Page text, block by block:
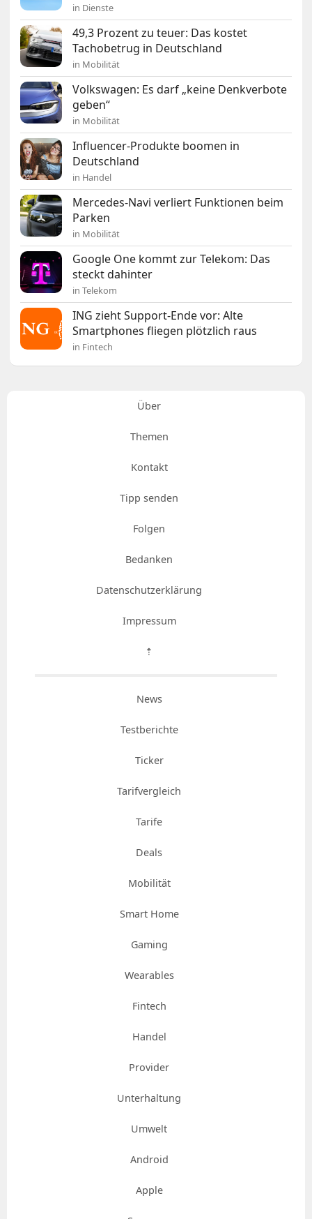
in Dienste
49,3 Prozent zu teuer: Das kostet
Tachobetrug in Deutschland
in Mobilität
Volkswagen: Es darf „keine Denkverbote
geben“
in Mobilität
Influencer-Produkte boomen in
Deutschland
in Handel
Mercedes-Navi verliert Funktionen beim
Parken
in Mobilität
Google One kommt zur Telekom: Das
steckt dahinter
in Telekom
ING zieht Support-Ende vor: Alte
Smartphones fliegen plötzlich raus
in Fintech
Über
Themen
Kontakt
Tipp senden
Folgen
Bedanken
Datenschutzerklärung
Impressum
⇡
News
Testberichte
Ticker
Tarifvergleich
Tarife
Deals
Mobilität
Smart Home
Gaming
Wearables
Fintech
Handel
Provider
Unterhaltung
Umwelt
Android
Apple